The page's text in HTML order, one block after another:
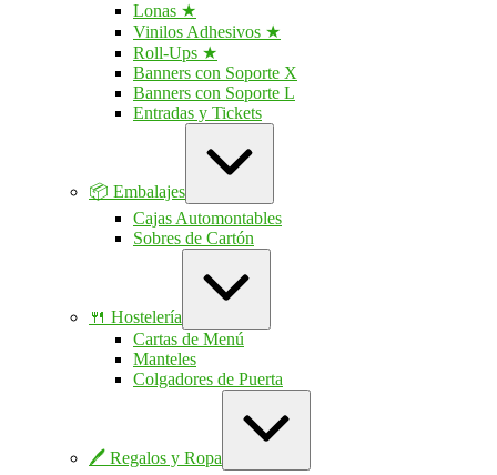
Lonas ★
Vinilos Adhesivos ★
Roll-Ups ★
Banners con Soporte X
Banners con Soporte L
Entradas y Tickets
📦 Embalajes
Cajas Automontables
Sobres de Cartón
🍴 Hostelería
Cartas de Menú
Manteles
Colgadores de Puerta
🖊 Regalos y Ropa